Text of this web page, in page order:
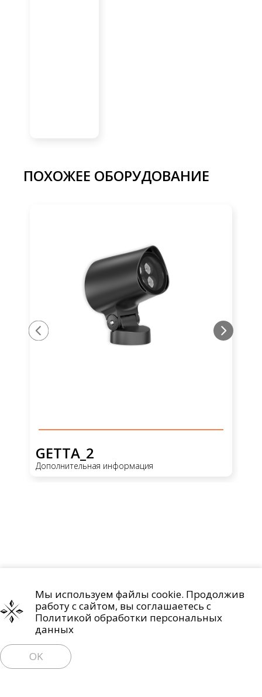
ПОХОЖЕЕ ОБОРУДОВАНИЕ
GETTA_2
Дополнительная информация
Проекты О компании Контакты
Политика обработки персональных данных
Мы используем файлы cookie. Продолжив
работу с сайтом, вы соглашаетесь с
Политикой обработки персональных
данных
OK